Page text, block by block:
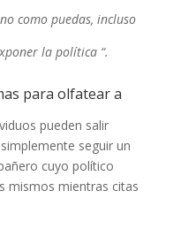
como puedas, incluso
la política “.
para olfatear a
pueden salir
seguir un
cuyo político
mismos mientras citas